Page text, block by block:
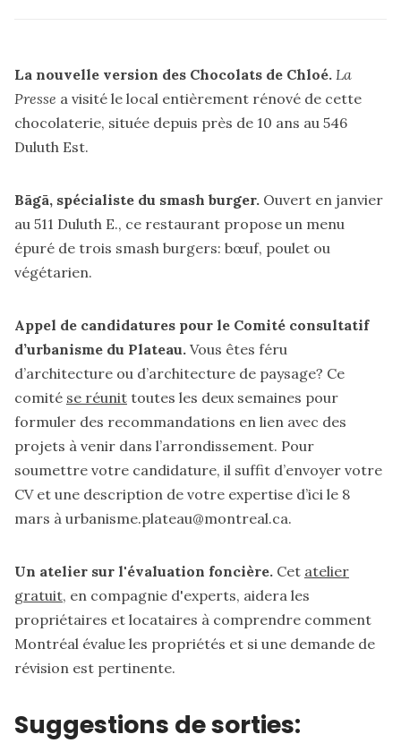
La nouvelle version des Chocolats de Chloé. La
Presse a visité le local entièrement rénové de cette
chocolaterie, située depuis près de 10 ans au 546
Duluth Est.
Bāgā, spécialiste du smash burger. Ouvert en janvier
au 511 Duluth E., ce restaurant propose un menu
épuré de trois smash burgers: bœuf, poulet ou
végétarien.
Appel de candidatures pour le Comité consultatif
d’urbanisme du Plateau. Vous êtes féru
d’architecture ou d’architecture de paysage? Ce
comité se réunit toutes les deux semaines pour
formuler des recommandations en lien avec des
projets à venir dans l’arrondissement. Pour
soumettre votre candidature, il suffit d’envoyer votre
CV et une description de votre expertise d’ici le 8
mars à urbanisme.plateau@montreal.ca.
Un atelier sur l'évaluation foncière. Cet atelier
gratuit, en compagnie d'experts, aidera les
propriétaires et locataires à comprendre comment
Montréal évalue les propriétés et si une demande de
révision est pertinente.
Suggestions de sorties: